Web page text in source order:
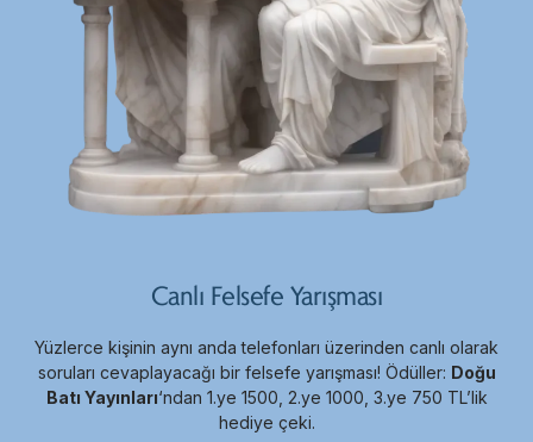
Canlı Felsefe Yarışması
Yüzlerce kişinin aynı anda telefonları üzerinden canlı olarak
soruları cevaplayacağı bir felsefe yarışması! Ödüller: Doğu
Batı Yayınları‘ndan 1.ye 1500, 2.ye 1000, 3.ye 750 TL’lik
hediye çeki.